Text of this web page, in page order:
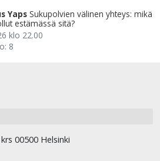
Yaps Sukupolvien välinen yhteys: mikä
estämässä sitä?
klo 22.00
8
00500 Helsinki